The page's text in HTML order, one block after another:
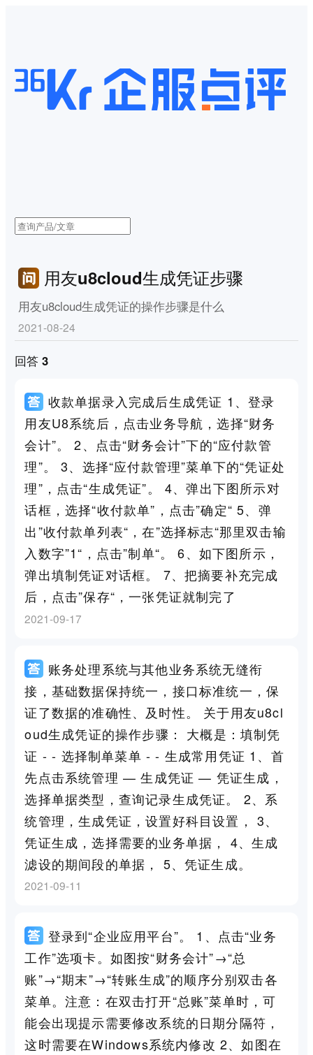
用友u8cloud生成凭证步骤
用友u8cloud生成凭证的操作步骤是什么
2021-08-24
回答 3
收款单据录入完成后生成凭证 1、登录
用友U8系统后，点击业务导航，选择“财务
会计”。 2、点击“财务会计”下的“应付款管
理”。 3、选择“应付款管理”菜单下的“凭证处
理”，点击“生成凭证”。 4、弹出下图所示对
话框，选择“收付款单”，点击”确定“ 5、弹
出”收付款单列表“，在”选择标志“那里双击输
入数字”1“，点击”制单“。 6、如下图所示，
弹出填制凭证对话框。 7、把摘要补充完成
后，点击”保存“，一张凭证就制完了
2021-09-17
账务处理系统与其他业务系统无缝衔
接，基础数据保持统一，接口标准统一，保
证了数据的准确性、及时性。 关于用友u8cl
oud生成凭证的操作步骤： 大概是：填制凭
证 - - 选择制单菜单 - - 生成常用凭证 1、首
先点击系统管理 — 生成凭证 — 凭证生成，
选择单据类型，查询记录生成凭证。 2、系
统管理，生成凭证，设置好科目设置， 3、
凭证生成，选择需要的业务单据， 4、生成
滤设的期间段的单据， 5、凭证生成。
2021-09-11
登录到“企业应用平台”。 1、点击“业务
工作”选项卡。如图按“财务会计”→“总
账”→“期末”→“转账生成”的顺序分别双击各
菜单。注意：在双击打开“总账”菜单时，可
能会出现提示需要修改系统的日期分隔符，
这时需要在Windows系统内修改 2、如图在